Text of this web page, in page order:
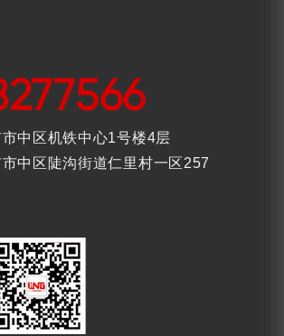
中区机铁中心1号楼4层
中区陡沟街道仁里村一区257